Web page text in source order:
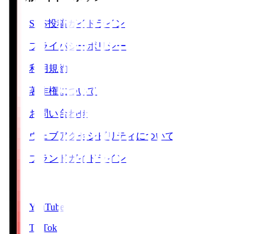
SNS投稿ガイドライン
プライバシーポリシー
利用規約
著作権について
お問い合わせ
ウェブアクセシビリティについて
ブランドガイドライン
YouTube
TikTok